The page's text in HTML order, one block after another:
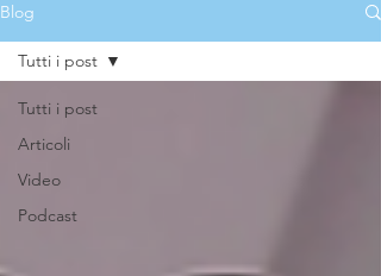
Blog
Tutti i post
Articoli
Video
Podcast
Tutti i post